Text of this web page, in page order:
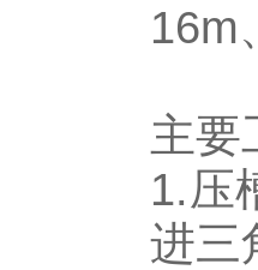
16m
主要
1.压
进三